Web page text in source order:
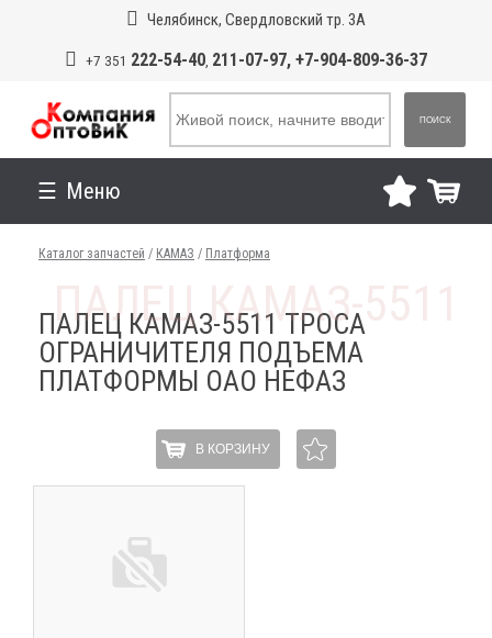
Челябинск, Свердловский тр. 3А
+7 351 222-54-40, 211-07-97, +7-904-809-36-37
ПОИСК
Меню
Каталог запчастей / КАМАЗ / Платформа
ПАЛЕЦ КАМАЗ-5511 ТРОСА
ОГРАНИЧИТЕЛЯ ПОДЪЕМА
ПЛАТФОРМЫ ОАО НЕФАЗ
В КОРЗИНУ